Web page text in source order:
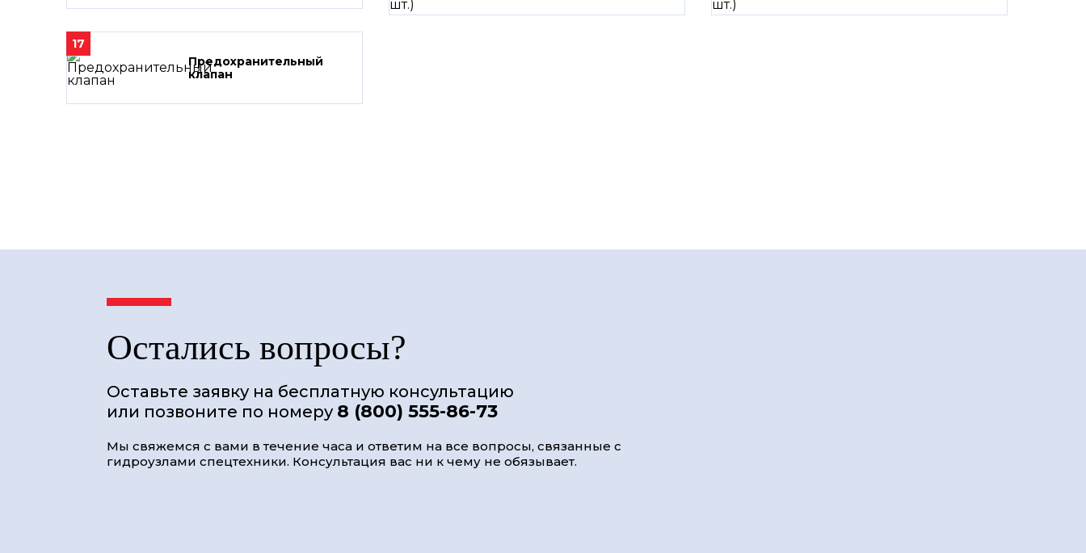
17
Предохранительный
клапан
Остались вопросы?
Оставьте заявку на бесплатную консультацию
или позвоните по номеру 8 (800) 555-86-73
Мы свяжемся с вами в течение часа и ответим на все вопросы, связанные с
гидроузлами спецтехники. Консультация вас ни к чему не обязывает.